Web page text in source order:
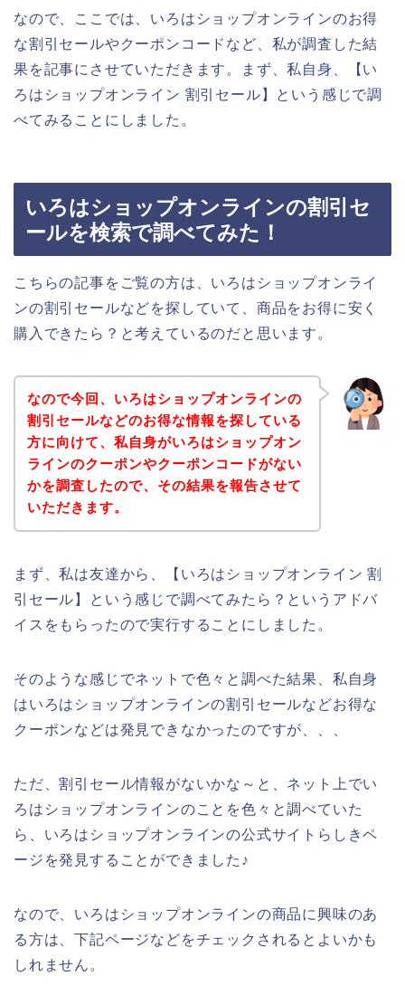
なので、ここでは、いろはショップオンラインのお得
な割引セールやクーポンコードなど、私が調査した結
果を記事にさせていただきます。まず、私自身、【い
ろはショップオンライン 割引セール】という感じで調
べてみることにしました。
いろはショップオンラインの割引セ
ールを検索で調べてみた！
こちらの記事をご覧の方は、いろはショップオンライ
ンの割引セールなどを探していて、商品をお得に安く
購入できたら？と考えているのだと思います。
なので今回、いろはショップオンラインの
割引セールなどのお得な情報を探している
方に向けて、私自身がいろはショップオン
ラインのクーポンやクーポンコードがない
かを調査したので、その結果を報告させて
いただきます。
まず、私は友達から、【いろはショップオンライン 割
引セール】という感じで調べてみたら？というアドバ
イスをもらったので実行することにしました。
そのような感じでネットで色々と調べた結果、私自身
はいろはショップオンラインの割引セールなどお得な
クーポンなどは発見できなかったのですが、、、
ただ、割引セール情報がないかな～と、ネット上でい
ろはショップオンラインのことを色々と調べていた
ら、いろはショップオンラインの公式サイトらしきペ
ージを発見することができました♪
なので、いろはショップオンラインの商品に興味のあ
る方は、下記ページなどをチェックされるとよいかも
しれません。